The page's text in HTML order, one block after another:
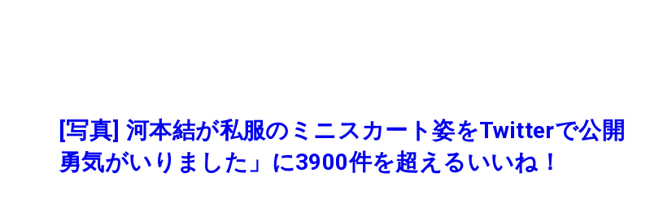
[写真] 河本結が私服のミニスカート姿をTwitterで公開
勇気がいりました」に3900件を超えるいいね！